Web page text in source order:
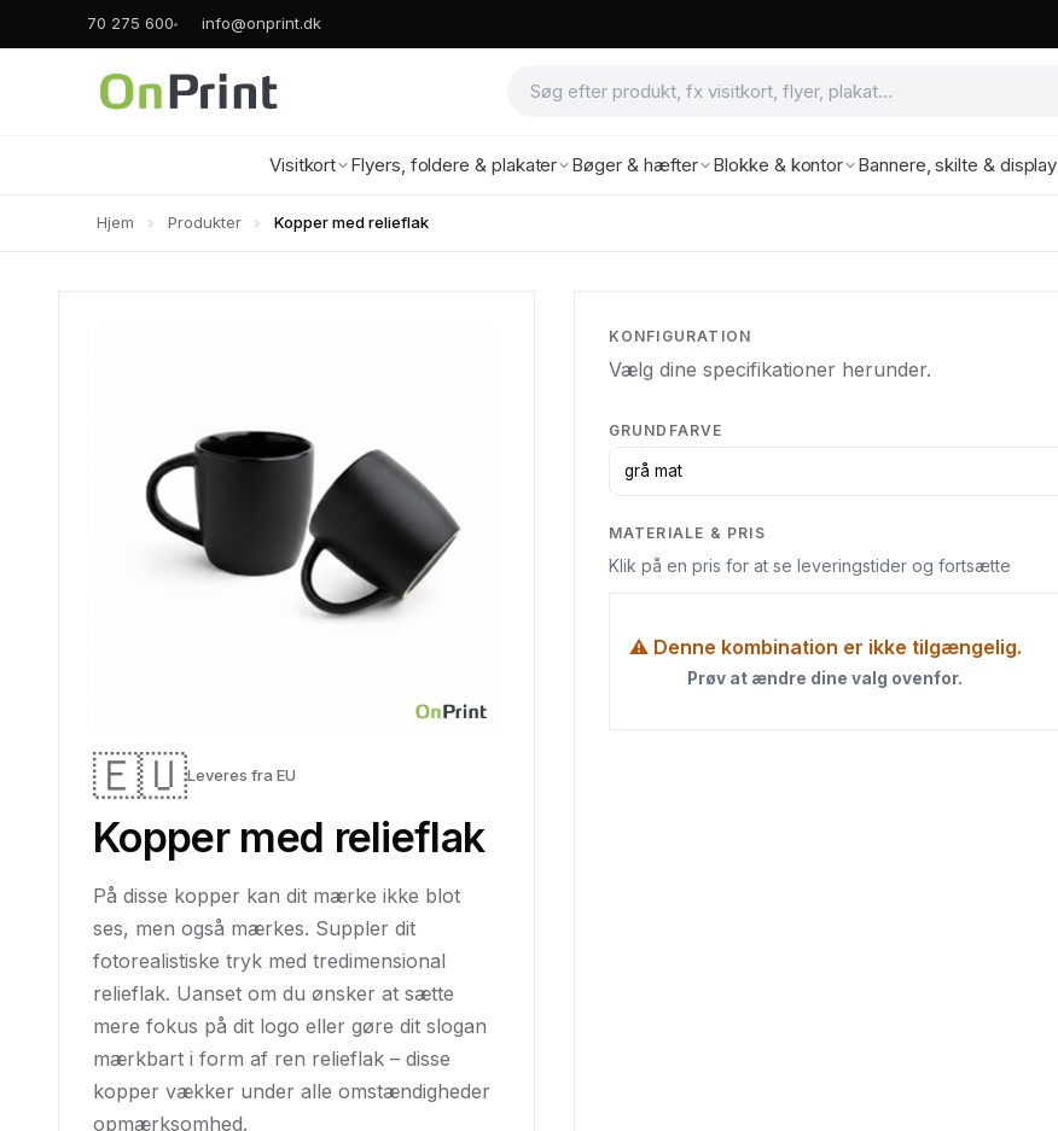
70 275 600 info@onprint.dk
Visitkort Flyers, foldere & plakater Bøger & hæfter Blokke & kontor Bannere, skilte & display
Hjem Produkter Kopper med relieflak
🇪🇺Leveres fra EU
Kopper med relieflak
På disse kopper kan dit mærke ikke blot
ses, men også mærkes. Suppler dit
fotorealistiske tryk med tredimensional
relieflak. Uanset om du ønsker at sætte
mere fokus på dit logo eller gøre dit slogan
mærkbart i form af ren relieflak – disse
kopper vækker under alle omstændigheder
opmærksomhed.
KONFIGURATION
Vælg dine specifikationer herunder.
GRUNDFARVE
MATERIALE & PRIS
Klik på en pris for at se leveringstider og fortsætte
⚠ Denne kombination er ikke tilgængelig.
Prøv at ændre dine valg ovenfor.